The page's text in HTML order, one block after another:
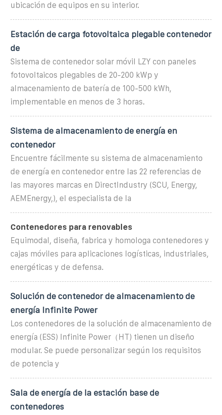
ubicación de equipos en su interior.
Estación de carga fotovoltaica plegable contenedor
de
Sistema de contenedor solar móvil LZY con paneles
fotovoltaicos plegables de 20-200 kWp y
almacenamiento de batería de 100-500 kWh,
implementable en menos de 3 horas.
Sistema de almacenamiento de energía en
contenedor
Encuentre fácilmente su sistema de almacenamiento
de energía en contenedor entre las 22 referencias de
las mayores marcas en DirectIndustry (SCU, Energy,
AEMEnergy,), el especialista de la
Contenedores para renovables
Equimodal, diseña, fabrica y homologa contenedores y
cajas móviles para aplicaciones logísticas, industriales,
energéticas y de defensa.
Solución de contenedor de almacenamiento de
energía Infinite Power
Los contenedores de la solución de almacenamiento de
energía (ESS) Infinite Power（HT) tienen un diseño
modular. Se puede personalizar según los requisitos
de potencia y
Sala de energía de la estación base de
contenedores